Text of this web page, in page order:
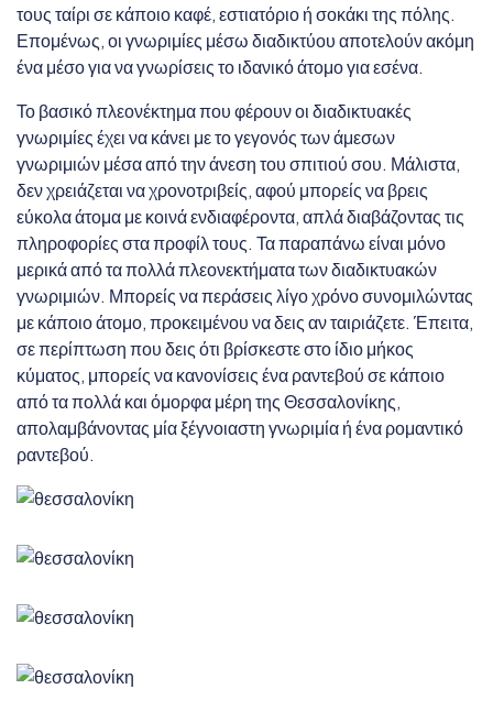
τους ταίρι σε κάποιο καφέ, εστιατόριο ή σοκάκι της πόλης.
Επομένως, οι γνωριμίες μέσω διαδικτύου αποτελούν ακόμη
ένα μέσο για να γνωρίσεις το ιδανικό άτομο για εσένα.
Το βασικό πλεονέκτημα που φέρουν οι διαδικτυακές
γνωριμίες έχει να κάνει με το γεγονός των άμεσων
γνωριμιών μέσα από την άνεση του σπιτιού σου. Μάλιστα,
δεν χρειάζεται να χρονοτριβείς, αφού μπορείς να βρεις
εύκολα άτομα με κοινά ενδιαφέροντα, απλά διαβάζοντας τις
πληροφορίες στα προφίλ τους. Τα παραπάνω είναι μόνο
μερικά από τα πολλά πλεονεκτήματα των διαδικτυακών
γνωριμιών. Μπορείς να περάσεις λίγο χρόνο συνομιλώντας
με κάποιο άτομο, προκειμένου να δεις αν ταιριάζετε. Έπειτα,
σε περίπτωση που δεις ότι βρίσκεστε στο ίδιο μήκος
κύματος, μπορείς να κανονίσεις ένα ραντεβού σε κάποιο
από τα πολλά και όμορφα μέρη της Θεσσαλονίκης,
απολαμβάνοντας μία ξέγνοιαστη γνωριμία ή ένα ρομαντικό
ραντεβού.